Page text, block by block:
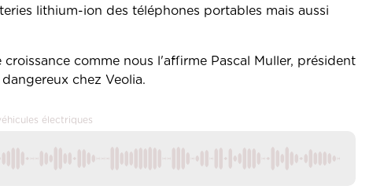
lithium-ion des téléphones portables mais aussi
comme nous l'affirme Pascal Muller, président
chez Veolia.
électriques